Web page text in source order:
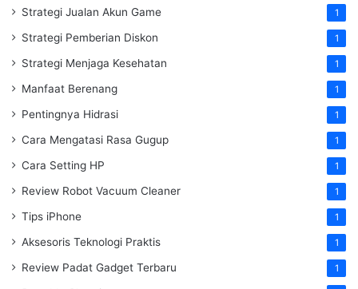
Strategi Jualan Akun Game 1
Strategi Pemberian Diskon 1
Strategi Menjaga Kesehatan 1
Manfaat Berenang 1
Pentingnya Hidrasi 1
Cara Mengatasi Rasa Gugup 1
Cara Setting HP 1
Review Robot Vacuum Cleaner 1
Tips iPhone 1
Aksesoris Teknologi Praktis 1
Review Padat Gadget Terbaru 1